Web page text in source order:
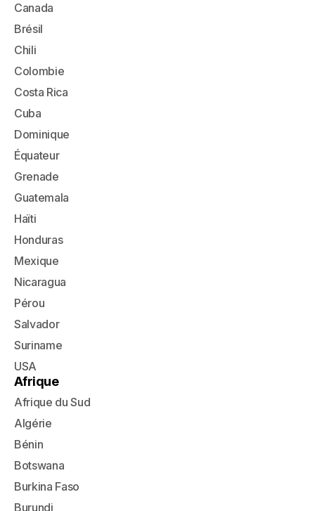
Canada
Brésil
Chili
Colombie
Costa Rica
Cuba
Dominique
Équateur
Grenade
Guatemala
Haïti
Honduras
Mexique
Nicaragua
Pérou
Salvador
Suriname
USA
Afrique
Afrique du Sud
Algérie
Bénin
Botswana
Burkina Faso
Burundi